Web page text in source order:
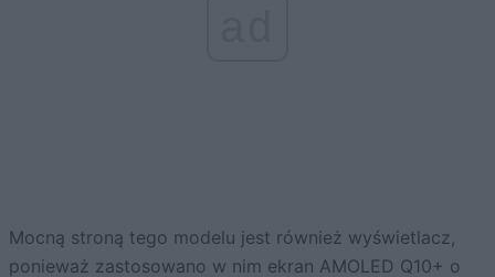
Mocną stroną tego modelu jest również wyświetlacz,
ponieważ zastosowano w nim ekran AMOLED Q10+ o